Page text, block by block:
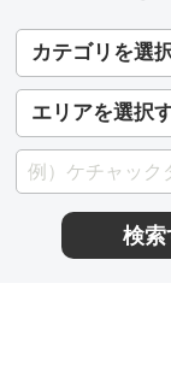
カテゴリを選
エリアを選択
検索